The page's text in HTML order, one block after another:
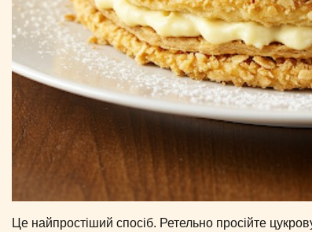
Це найпростіший спосіб. Ретельно просійте